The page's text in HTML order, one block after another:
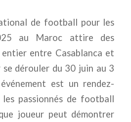
de football pour les
au Maroc attire des
entre Casablanca et
se dérouler du 30 juin au 3
est un rendez-
passionnés de football
joueur peut démontrer